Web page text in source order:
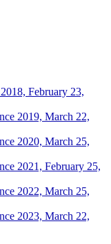
February 23,
2019, March 22,
2020, March 25,
2021, February 25,
2022, March 25,
2023, March 22,